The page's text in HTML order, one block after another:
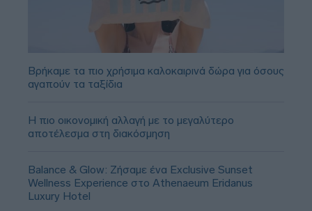
Βρήκαμε τα πιο χρήσιμα καλοκαιρινά δώρα για όσους
αγαπούν τα ταξίδια
Η πιο οικονομική αλλαγή με το μεγαλύτερο
αποτέλεσμα στη διακόσμηση
Balance & Glow: Ζήσαμε ένα Exclusive Sunset
Wellness Experience στο Athenaeum Eridanus
Luxury Hotel